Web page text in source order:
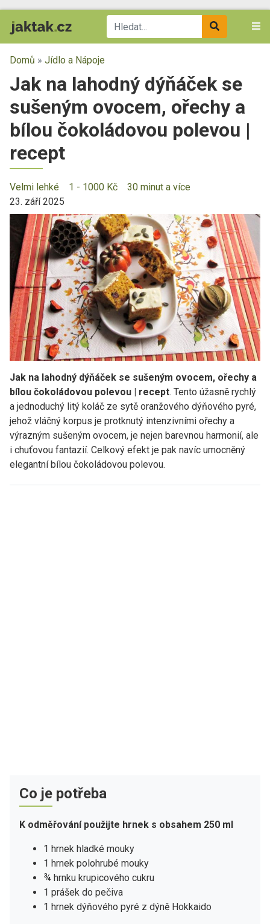
Domů » Jídlo a Nápoje
Jak na lahodný dýňáček se
sušeným ovocem, ořechy a
bílou čokoládovou polevou |
recept
Velmi lehké 1 - 1000 Kč
30 minut a více
23. září 2025
Jak na lahodný dýňáček se sušeným ovocem, ořechy a
bílou čokoládovou polevou | recept. Tento úžasně rychlý
a jednoduchý litý koláč ze sytě oranžového dýňového pyré,
jehož vláčný korpus je protknutý intenzivními ořechy a
výrazným sušeným ovocem, je nejen barevnou harmonií, ale
i chuťovou fantazií. Celkový efekt je pak navíc umocněný
elegantní bílou čokoládovou polevou.
Co je potřeba
K odměřování použijte hrnek s obsahem 250 ml
1 hrnek hladké mouky
1 hrnek polohrubé mouky
¾ hrnku krupicového cukru
1 prášek do pečiva
1 hrnek dýňového pyré z dýně Hokkaido